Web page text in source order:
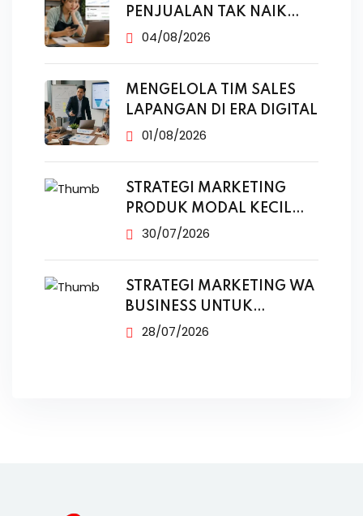
PENJUALAN TAK NAIK
MESKI SUDAH
04/08/2026
MENGELOLA TIM SALES
LAPANGAN DI ERA DIGITAL
01/08/2026
STRATEGI MARKETING
PRODUK MODAL KECIL
TANPA IKLAN
30/07/2026
STRATEGI MARKETING WA
BUSINESS UNTUK
PENJUALAN
28/07/2026